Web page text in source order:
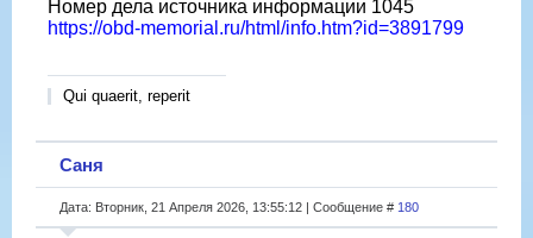
Номер дела источника информации 1045
https://obd-memorial.ru/html/info.htm?id=3891799
Qui quaerit, reperit
Саня
Дата: Вторник, 21 Апреля 2026, 13:55:12 | Сообщение # 180